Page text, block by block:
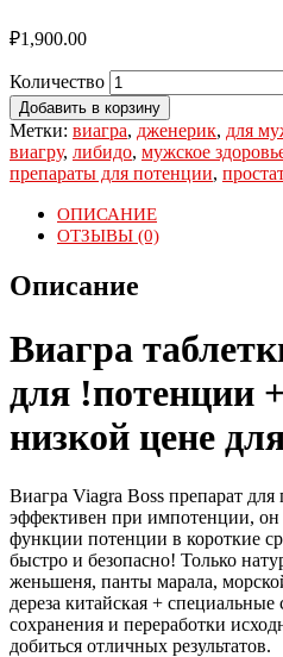
₽1,900.00
Количество
Добавить в корзину
Метки: виагра, дженерик, для
виагру, либидо, мужское
препараты для потенции,
ОПИСАНИЕ
ОТЗЫВЫ (0)
Описание
Виагра
для !потенции
низкой цене
Виагра Viagra Boss препарат
эффективен при импотенции, он
функции потенции в короткие
быстро и безопасно! Только
женьшеня, панты марала,
дереза китайская +
сохранения и переработки
добиться отличных результатов.